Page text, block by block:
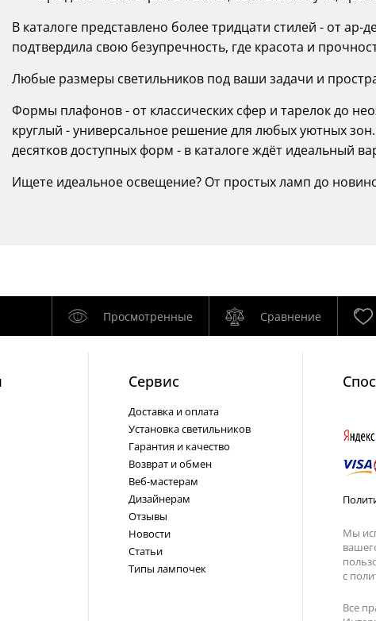
В каталоге представлено более тридцати стилей - от
подтвердила свою безупречность, где красота и
Любые размеры светильников под ваши задачи и
Формы плафонов - от классических сфер и тарелок до
круглый - универсальное решение для любых уютных
десятков доступных форм - в каталоге ждёт идеальный
Ищете идеальное освещение? От простых ламп до
Просмотренные Сравнение
Cервис
Доставка и оплата
Установка светильников
Гарантия и качество
Возврат и обмен
Веб-мастерам
Дизайнерам
Отзывы
Новости
Статьи
Типы лампочек
Мы
с
Все